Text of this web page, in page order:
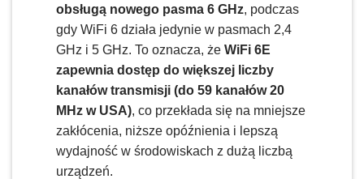
obsługą nowego pasma 6 GHz, podczas
gdy WiFi 6 działa jedynie w pasmach 2,4
GHz i 5 GHz. To oznacza, żeWiFi 6E
zapewnia dostęp do większej liczby
kanałów transmisji (do 59 kanałów 20
MHz w USA), co przekłada się na mniejsze
zakłócenia, niższe opóźnienia i lepszą
wydajność w środowiskach z dużą liczbą
urządzeń.